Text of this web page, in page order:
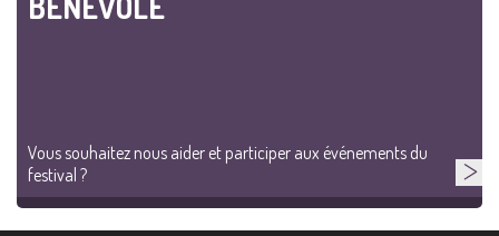
Vous souhaitez nous aider et participer aux événements du
festival ?